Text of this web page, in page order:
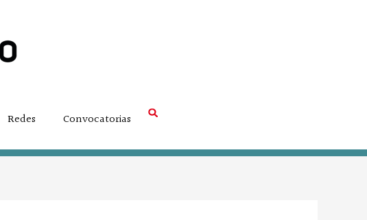
Redes Convocatorias